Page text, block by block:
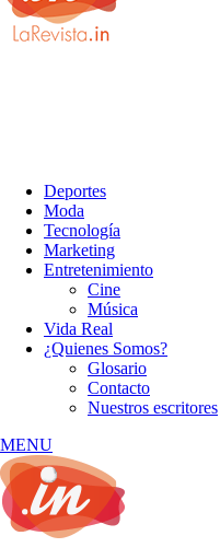
Deportes
Moda
Tecnología
Marketing
Entretenimiento
Cine
Música
Vida Real
¿Quienes Somos?
Glosario
Contacto
Nuestros escritores
MENU